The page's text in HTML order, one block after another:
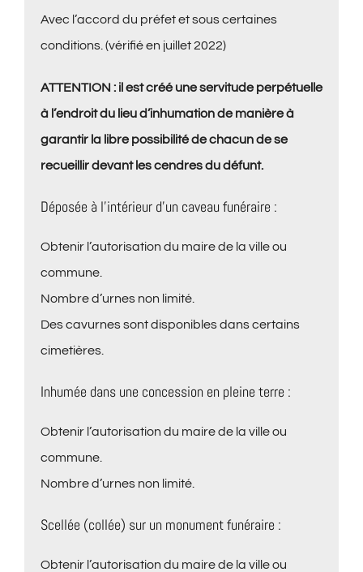
Avec l’accord du préfet et sous certaines
conditions. (vérifié en juillet 2022)
ATTENTION : il est créé une servitude perpétuelle
à l’endroit du lieu d’inhumation de manière à
garantir la libre possibilité de chacun de se
recueillir devant les cendres du défunt.
Déposée à l’intérieur d’un caveau funéraire :
Obtenir l’autorisation du maire de la ville ou
commune.
Nombre d’urnes non limité.
Des cavurnes sont disponibles dans certains
cimetières.
Inhumée dans une concession en pleine terre :
Obtenir l’autorisation du maire de la ville ou
commune.
Nombre d’urnes non limité.
Scellée (collée) sur un monument funéraire :
Obtenir l’autorisation du maire de la ville ou